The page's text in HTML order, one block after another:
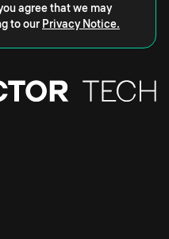
agree that we may
to our Privacy Notice.